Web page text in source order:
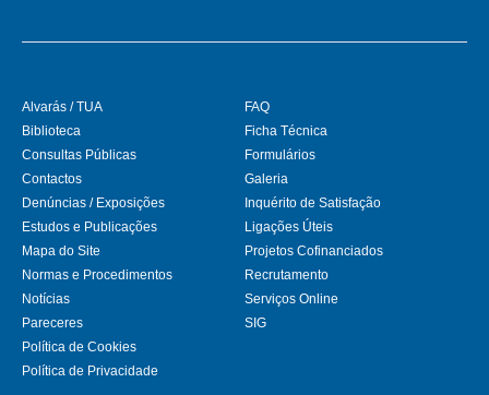
Alvarás / TUA
Biblioteca
Consultas Públicas
Contactos
Denúncias / Exposições
Estudos e Publicações
FAQ
Ficha Técnica
Formulários
Galeria
Inquérito de Satisfação
Ligações Úteis
Mapa do Site
Normas e Procedimentos
Notícias
Pareceres
Política de Cookies
Política de Privacidade
Projetos Cofinanciados
Recrutamento
Serviços Online
SIG